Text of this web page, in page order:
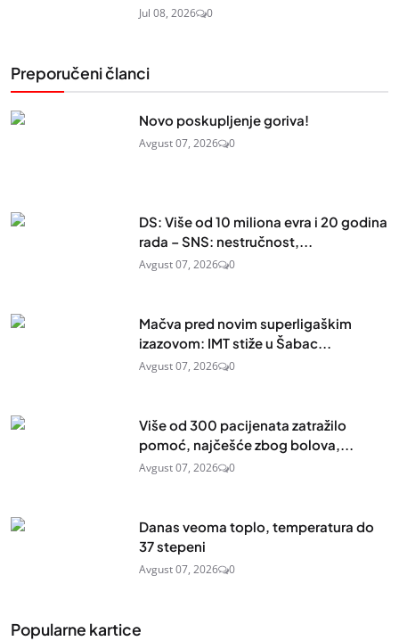
Jul 08, 2026 0
Preporučeni članci
Novo poskupljenje goriva!
Avgust 07, 2026 0
DS: Više od 10 miliona evra i 20 godina
rada – SNS: nestručnost,...
Avgust 07, 2026 0
Mačva pred novim superligaškim
izazovom: IMT stiže u Šabac...
Avgust 07, 2026 0
Više od 300 pacijenata zatražilo
pomoć, najčešće zbog bolova,...
Avgust 07, 2026 0
Danas veoma toplo, temperatura do
37 stepeni
Avgust 07, 2026 0
Popularne kartice